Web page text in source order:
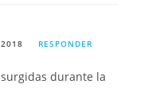
RESPONDER
durante la